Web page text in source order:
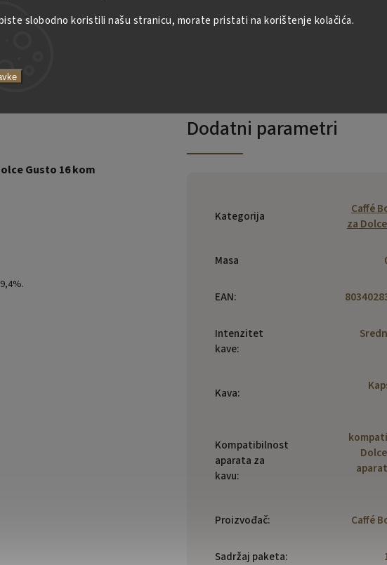
slobodno koristili našu stranicu, morate pristati na korištenje kolačića.
Gusto 16 kom
Dodatni parametri
Kategorija
Caffé
za
Masa
EAN:
Intenzitet
kave:
Kava:
Kompatibilnost
aparata za
kavu:
Proizvođač: Caffé
Sadržaj paketa: